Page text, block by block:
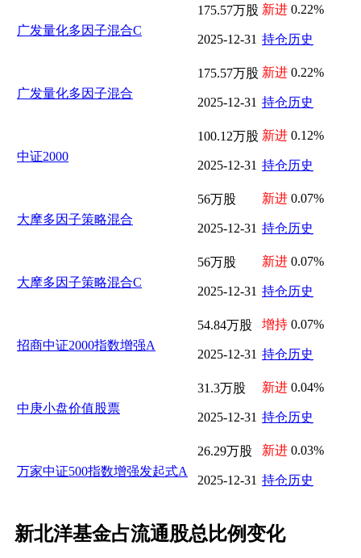
广发量化多因子混合C
175.57万股
2025-12-31
新进 0.22%
持仓历史
广发量化多因子混合
175.57万股
2025-12-31
新进 0.22%
持仓历史
中证2000
100.12万股
2025-12-31
新进 0.12%
持仓历史
大摩多因子策略混合
56万股
2025-12-31
新进 0.07%
持仓历史
大摩多因子策略混合C
56万股
2025-12-31
新进 0.07%
持仓历史
招商中证2000指数增强A
54.84万股
2025-12-31
增持 0.07%
持仓历史
中庚小盘价值股票
31.3万股
2025-12-31
新进 0.04%
持仓历史
万家中证500指数增强发起式A
26.29万股
2025-12-31
新进 0.03%
持仓历史
新北洋基金占流通股总比例变化